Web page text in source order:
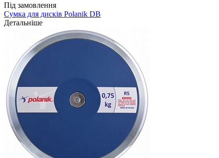
Під замовлення
Сумка для дисків Polanik DB
Детальніше